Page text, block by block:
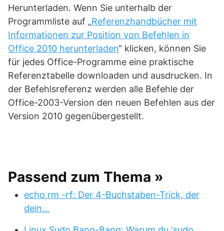
Herunterladen. Wenn Sie unterhalb der
Programmliste auf „Referenzhandbücher mit
Informationen zur Position von Befehlen in
Office 2010 herunterladen“ klicken, können Sie
für jedes Office-Programme eine praktische
Referenztabelle downloaden und ausdrucken. In
der Befehlsreferenz werden alle Befehle der
Office-2003-Version den neuen Befehlen aus der
Version 2010 gegenübergestellt.
Passend zum Thema »
echo rm -rf: Der 4-Buchstaben-Trick, der
dein…